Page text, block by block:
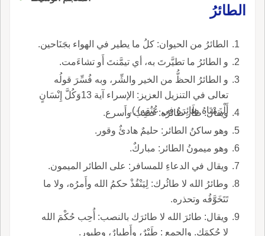
الطائرُ
الطائرُ من الحيوان: كلُ ما يطير في الهواء بجَنَاحين.
و الطائرُ ما تطيَّرتَ به، أي تيمَّنتَ أَو تشاءَمت.
و الطائرُ الحظُّ من الخير والشِّر، وبه فُسِّرَ قولُه
تعالى في التنزيل العزيز: الإسراء آية 13وَكُلَّ إِنْسَانٍ
أَلْزَمْنَاهُ طَائِرَهُ فِي عُنُقِهِ) ).
ويقال: طار طائرُه: غَضِبَ وأَسرع.
وهو ساكنُ الطائر: حليمٌ هادئٌ وقور.
وهو ميمونُ الطائر: مباركٌ.
ويقال في الدعاءِ للمسافر: على الطائر الميمون.
وطائرُ الله لا طائُرك: لِيَنْفُذْ حكمُ الله وأَمرُه، ولا ما
تَتَخَوَّفُه وتحذره.
ويقال: طائرَ الله لا طائرَك بالنصب: أُحِب حُكْمَ الله
لا حُكمَك. والجمع : طَيْرٌ، وأَطيارٌ، وطيور.